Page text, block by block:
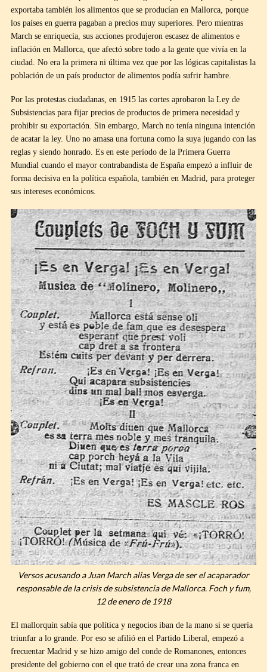
exportaba también los alimentos que se producían en Mallorca, porque
los países en guerra pagaban a precios muy superiores. Pero mientras
March se enriquecía, sus acciones produjeron escasez de alimentos e
inflación en Mallorca, que afectó sobre todo a la gente que vivía en la
ciudad. No era la primera ni última vez que por las lógicas capitalistas la
población de un país productor de alimentos podía sufrir hambre.
Por las protestas ciudadanas, en 1915 las cortes aprobaron la Ley de
Subsistencias para fijar precios de productos de primera necesidad y
prohibir su exportación. Sin embargo, March no tenía ninguna intención
de acatar la ley. Uno no amasa una fortuna como la suya jugando con las
reglas y siendo honrado. Es en este período de la Primera Guerra
Mundial cuando el mayor contrabandista de España empezó a influir de
forma decisiva en la política española, también en Madrid, para proteger
sus intereses económicos.
Versos acusando a Juan March alias Verga de ser el acaparador
responsable de la crisis de subsistencia de Mallorca. Foch y fum,
12 de enero de 1918
El mallorquín sabía que política y negocios iban de la mano si se quería
triunfar a lo grande. Por eso se afilió en el Partido Liberal, empezó a
frecuentar Madrid y se hizo amigo del conde de Romanones, entonces
presidente del gobierno con el que trató de crear una zona franca en